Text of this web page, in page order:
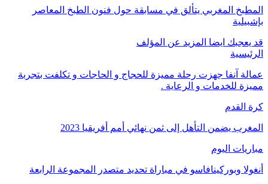
المطبخ المغربي يتألق في مسابقة حول فنون الطبخ المعاصر
بإشبيلية
قد يعجبك ايضا المزيد عن المؤلف
الرئيسية
عمالة آنفا جهزت رحلة مميزة للحجاج و الحاجات و تكلفت بتجربة
مميزة للخدمات و الرعاية .
كرة القدم
المغرب يضمن التأهل إلى ثمن نهائي أمم أفريقيا 2023
مباريات اليوم
أنغولا وبوركينافاسو في مباراة تحديد متصدر المجموعة الرابعة